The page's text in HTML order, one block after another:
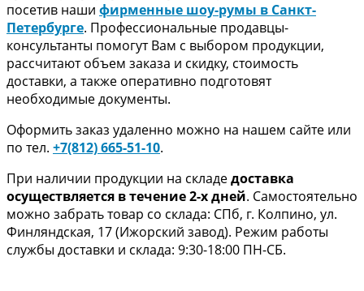
посетив наши фирменные шоу-румы в Санкт-
Петербурге. Профессиональные продавцы-
консультанты помогут Вам с выбором продукции,
рассчитают объем заказа и скидку, стоимость
доставки, а также оперативно подготовят
необходимые документы.
Оформить заказ удаленно можно на нашем сайте или
по тел. +7(812) 665-51-10.
При наличии продукции на складедоставка
осуществляется в течение 2-х дней. Самостоятельно
можно забрать товар со склада: СПб, г. Колпино, ул.
Финляндская, 17 (Ижорский завод). Режим работы
службы доставки и склада: 9:30-18:00 ПН-СБ.